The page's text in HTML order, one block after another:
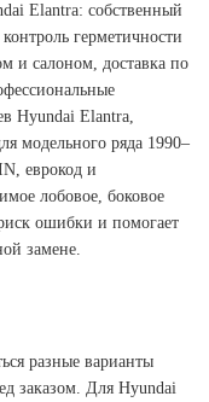
Elantra: собственный
герметичности
и салоном, доставка по
Hyundai Elantra,
модельного ряда 1990–
еврокод и
лобовое, боковое
ошибки и помогает
замене.
разные варианты
заказом. Для Hyundai